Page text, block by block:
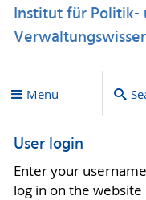
Institut für Politik-
Menu
User login
Enter your
log in on the website